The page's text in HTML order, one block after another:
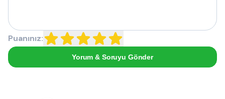
Puanınız:
Yorum & Soruyu Gönder